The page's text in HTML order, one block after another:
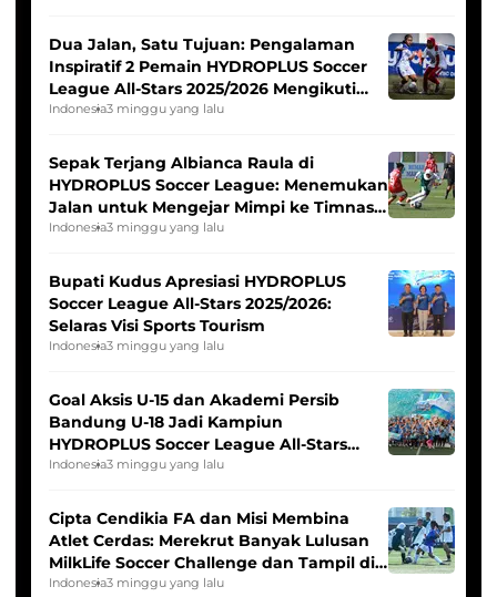
Dua Jalan, Satu Tujuan: Pengalaman
Inspiratif 2 Pemain HYDROPLUS Soccer
League All-Stars 2025/2026 Mengikuti
Seleksi Timnas Indonesia Putri
Indonesia3 minggu yang lalu
Sepak Terjang Albianca Raula di
HYDROPLUS Soccer League: Menemukan
Jalan untuk Mengejar Mimpi ke Timnas
Indonesia Putri
Indonesia3 minggu yang lalu
Bupati Kudus Apresiasi HYDROPLUS
Soccer League All-Stars 2025/2026:
Selaras Visi Sports Tourism
Indonesia3 minggu yang lalu
Goal Aksis U-15 dan Akademi Persib
Bandung U-18 Jadi Kampiun
HYDROPLUS Soccer League All-Stars
2025/2026
Indonesia3 minggu yang lalu
Cipta Cendikia FA dan Misi Membina
Atlet Cerdas: Merekrut Banyak Lulusan
MilkLife Soccer Challenge dan Tampil di
HYDROPLUS Soccer League
Indonesia3 minggu yang lalu